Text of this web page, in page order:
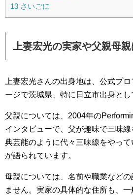
13 さいごに
上妻宏光の実家や父親母親
上妻宏光さんの出身地は、公式プ
ージで茨城県、特に日立市出身とし
父親については、2004年の
インタビューで、父が趣味で三味
典芸能のように代々三味線をやっ
が語られています。
母親については、名前や職業などの
ません。実家の具体的な住所も、